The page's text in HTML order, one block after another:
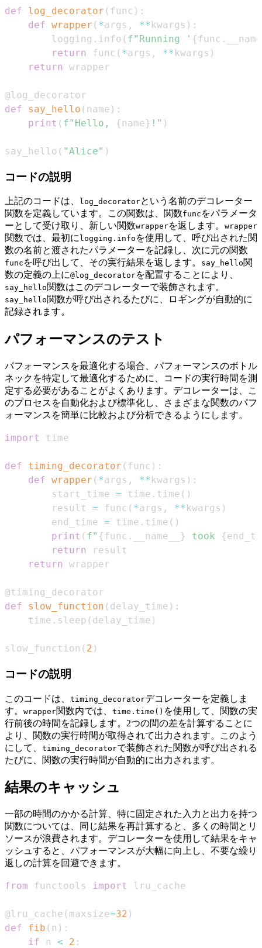
def log_decorator ( func ) :
def wrapper ( *args , ** kwargs ) :
        logging
. info ( f"Running ' {func .
return
func ( *args , ** kwargs )
return
@log_decorator
def
say_hello ( name ) :
print ( f"Hello, {name} !" )
say_hello ( "Alice" )
コードの説明
上記のコードは、 log_decoratorという名前のデコレーター
関数を定義しています。この関数は、関数func をパラメータ
ーとして受け取り、新しい関数wrapperを返します。 wrapper
関数では、最初に logging.info を使用して、呼び出された関
数の名前と渡されたパラメーターを記録し、次に元の関数
func を呼び出して、その実行結果を返します。 say_hello関
数の定義の上に@log_decoratorを配置することにより、
say_hello関数はこのデコレーターで装飾されます。
say_hello関数が呼び出されるたびに、ロギングが自動的に
記録されます。
パフォーマンスのテスト
パフォーマンスを最適化する場合、パフォーマンスのボトル
ネックを特定して最適化するために、コードの実行時間を測
定する必要があることがよくあります。デコレーターは、こ
のプロセスを自動化および標準化し、さまざまな関数のパフ
ォーマンスを簡単に比較および分析できるようにします。
import
def timing_decorator ( func ) :
def wrapper ( *args , ** kwargs ) :
        start_time
= time . time ( )
        result
= func ( *args , ** kwargs )
        end_time
= time . time ( )
print ( f" {func . __name__ } took {
return
return
@timing_decorator
def
slow_function ( delay_time ) :
    time
. sleep ( delay_time )
slow_function ( 2 )
コードの説明
このコードは、 timing_decoratorデコレーターを定義しま
す。 wrapper関数内では、 time.time() を使用して、関数の実
行前後の時間を記録します。2つの間の差を計算することに
より、関数の実行時間が取得されて出力されます。このよう
にして、 timing_decoratorで装飾された関数が呼び出される
たびに、関数の実行時間が自動的に出力されます。
結果のキャッシュ
一部の時間のかかる計算、特に固定された入力と出力を持つ
関数については、同じ結果を再計算すると、多くの時間とリ
ソースが浪費されます。デコレーターを使用して結果をキャ
ッシュすると、パフォーマンスが大幅に向上し、不要な繰り
返しの計算を回避できます。
from functools import
@lru_cache ( maxsize=32 )
def
fib ( n ) :
if n < 2 :